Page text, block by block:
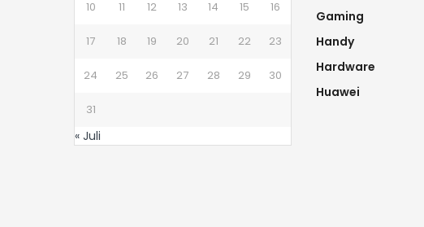
10 11 12 13 14 15 16
17 18 19 20 21 22 23
24 25 26 27 28 29 30
31
« Juli
Gaming
Handy
Hardware
Huawei